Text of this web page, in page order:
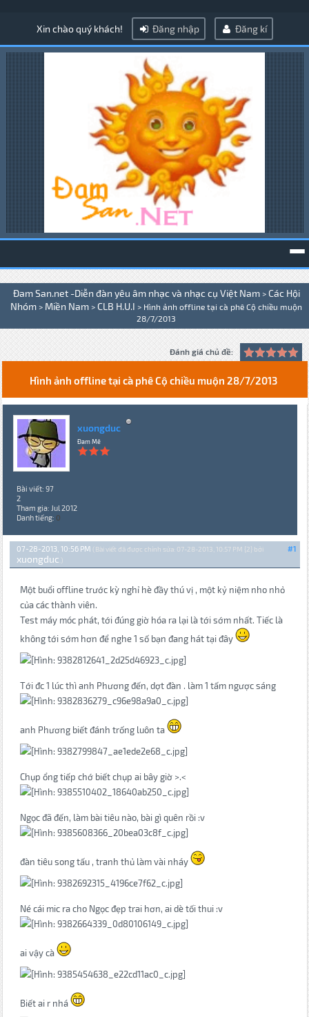
Xin chào quý khách! Đăng nhập Đăng kí
Đam San.net -Diễn đàn yêu âm nhạc và nhạc cụ Việt Nam > Các Hội
Nhóm > Miền Nam > CLB H.U.I > Hình ảnh offline tại cà phê Cộ chiều muộn
28/7/2013
Đánh giá chủ đề:
Hình ảnh offline tại cà phê Cộ chiều muộn 28/7/2013
xuongduc
Đam Mê
Bài viết: 97
2
Tham gia: Jul 2012
Danh tiếng: 0
#1
07-28-2013, 10:56 PM (Bài viết đã được chỉnh sửa: 07-28-2013, 10:57 PM {2} bởi
xuongduc .)
Một buổi offline trước kỳ nghỉ hè đầy thú vị , một kỷ niệm nho nhỏ
của các thành viên.
Test máy móc phát, tới đúng giờ hóa ra lại là tới sớm nhất. Tiếc là
không tới sớm hơn để nghe 1 số bạn đang hát tại đây
Tới đc 1 lúc thì anh Phương đến, dợt đàn . làm 1 tấm ngược sáng
anh Phương biết đánh trống luôn ta
Chụp ổng tiếp chớ biết chụp ai bây giờ >.<
Ngọc đã đến, làm bài tiêu nào, bài gì quên rồi :v
đàn tiêu song tấu , tranh thủ làm vài nháy
Né cái mic ra cho Ngọc đẹp trai hơn, ai dè tối thui :v
ai vậy cà
Biết ai r nhá